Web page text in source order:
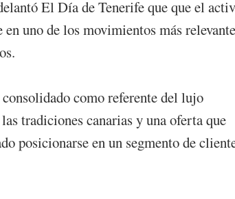
El Día de Tenerife que que el
uno de los movimientos más
como referente del lujo
tradiciones canarias y una oferta que
posicionarse en un segmento de